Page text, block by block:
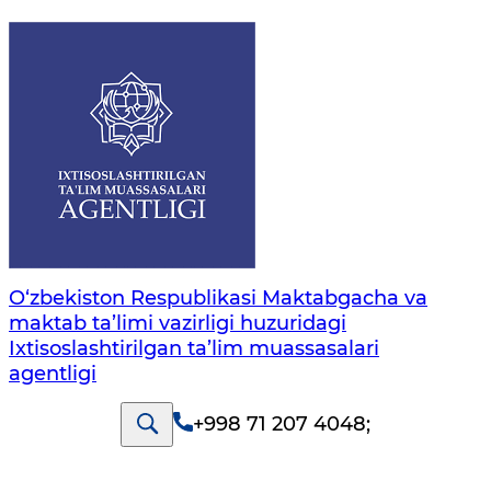
O‘zbekiston Respublikasi Maktabgacha va
maktab ta’limi vazirligi huzuridagi
Ixtisoslashtirilgan ta’lim muassasalari
agentligi
+998 71 207 4048;